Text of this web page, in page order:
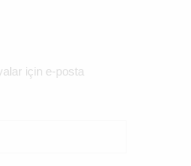
için e-posta